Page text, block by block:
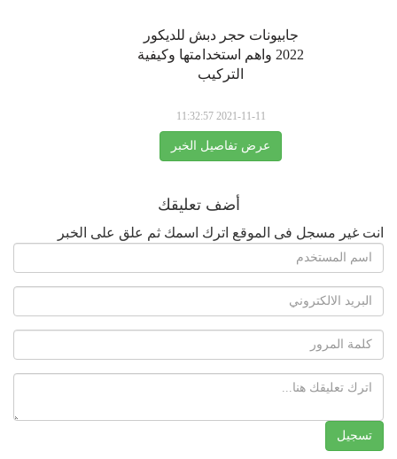
جابيونات حجر دبش للديكور
2022 واهم استخدامتها وكيفية
التركيب
2021-11-11 11:32:57
عرض تفاصيل الخبر
أضف تعليقك
انت غير مسجل فى الموقع اترك اسمك ثم علق على الخبر